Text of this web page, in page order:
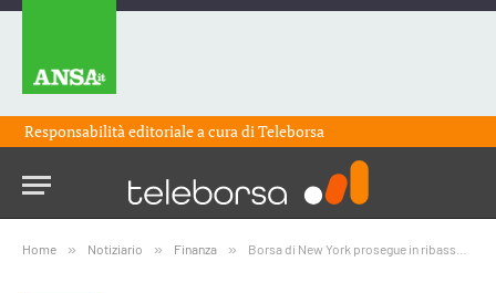
Responsabilità editoriale a cura diTeleborsa
Home » Notiziario » Finanza » Borsa di New York prosegue in ribasso con pessimismo su Iran